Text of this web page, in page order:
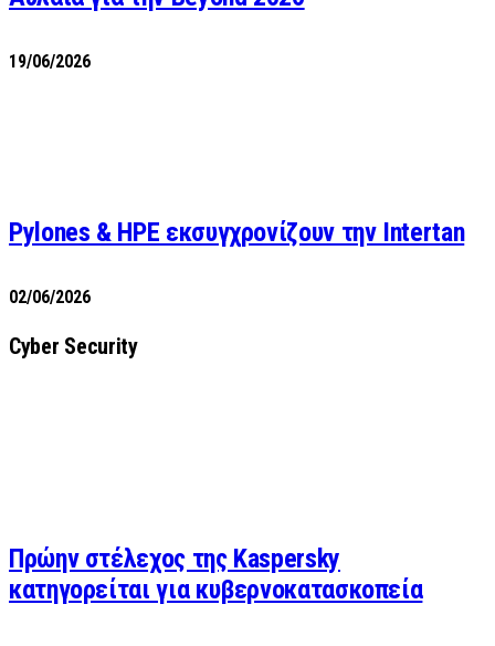
19/06/2026
Pylones & HPE εκσυγχρονίζουν την Intertan
02/06/2026
Cyber Security
Πρώην στέλεχος της Kaspersky
κατηγορείται για κυβερνοκατασκοπεία